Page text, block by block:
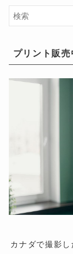
(10)
プリント販売
カナダで撮影